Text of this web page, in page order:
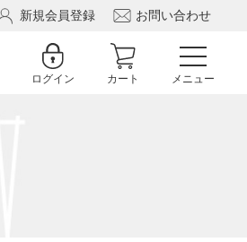
新規会員登録 お問い合わせ
ログイン カート メニュー